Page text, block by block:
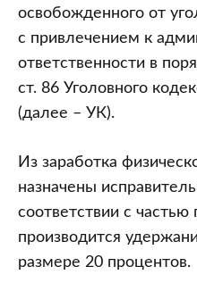
освобожденного от
с привлечением к
ответственности в
ст. 86 Уголовного
(далее – УК).
Из заработка
назначены
соответствии с
производится
размере 20 процентов.